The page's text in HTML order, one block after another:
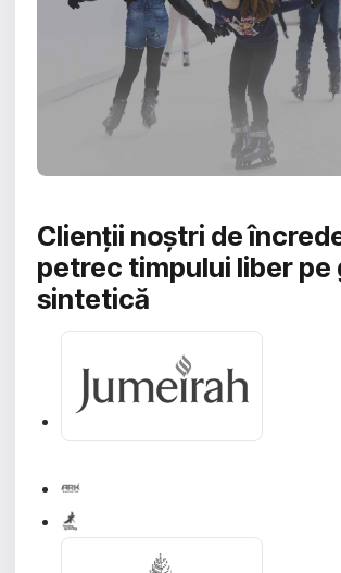
Clienții noștri de
petrec timpului liber pe
sintetică